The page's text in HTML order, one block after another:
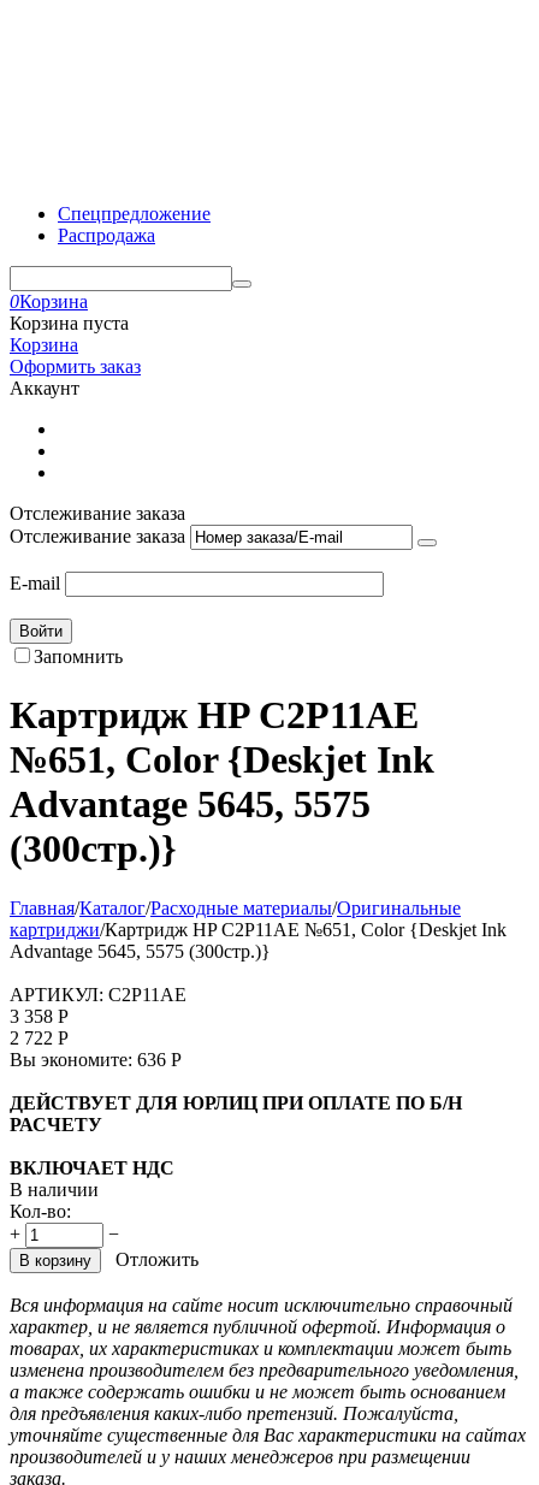
Спецпредложение
Распродажа
0Корзина
Корзина пуста
Корзина
Оформить заказ
Аккаунт
Отслеживание заказа
Отслеживание заказа
E-mail
Войти
Запомнить
Картридж HP C2P11AE
№651, Color {Deskjet Ink
Advantage 5645, 5575
(300стр.)}
Главная/Каталог/Расходные материалы/Оригинальные
картриджи/Картридж HP C2P11AE №651, Color {Deskjet Ink
Advantage 5645, 5575 (300стр.)}
АРТИКУЛ: C2P11AE
3 358 Р
2 722 Р
Вы экономите: 636 Р
ДЕЙСТВУЕТ ДЛЯ ЮРЛИЦ ПРИ ОПЛАТЕ ПО Б/Н
РАСЧЕТУ
ВКЛЮЧАЕТ НДС
В наличии
Кол-во:
+
−
В корзину Отложить
Вся информация на сайте носит исключительно справочный
характер, и не является публичной офертой. Информация о
товарах, их характеристиках и комплектации может быть
изменена производителем без предварительного уведомления,
а также содержать ошибки и не может быть основанием
для предъявления каких-либо претензий. Пожалуйста,
уточняйте существенные для Вас характеристики на сайтах
производителей и у наших менеджеров при размещении
заказа.